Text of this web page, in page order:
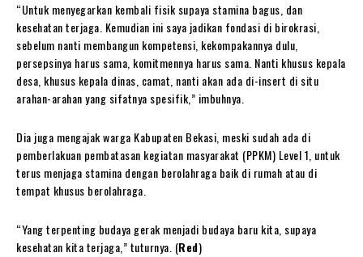
“Untuk menyegarkan kembali fisik supaya stamina bagus, dan
kesehatan terjaga. Kemudian ini saya jadikan fondasi di birokrasi,
sebelum nanti membangun kompetensi, kekompakannya dulu,
persepsinya harus sama, komitmennya harus sama. Nanti khusus kepala
desa, khusus kepala dinas, camat, nanti akan ada di-insert di situ
arahan-arahan yang sifatnya spesifik,” imbuhnya.
Dia juga mengajak warga Kabupaten Bekasi, meski sudah ada di
pemberlakuan pembatasan kegiatan masyarakat (PPKM) Level 1, untuk
terus menjaga stamina dengan berolahraga baik di rumah atau di
tempat khusus berolahraga.
“Yang terpenting budaya gerak menjadi budaya baru kita, supaya
kesehatan kita terjaga,” tuturnya. (Red)